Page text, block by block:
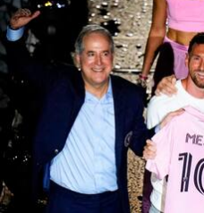
Eventos Corporativos
El Cronista Studio
abre en nueva pestaña
Argentina